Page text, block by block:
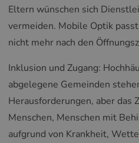
Eltern wünschen sich
vermeiden. Mobile Optik
nicht mehr nach den
Inklusion und Zugang:
abgelegene Gemeinden
Herausforderungen, aber das
Menschen, Menschen mit
aufgrund von Krankheit,